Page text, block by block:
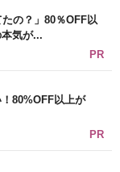
たの？」80％OFF以
気が...
PR
80%OFF以上が
PR